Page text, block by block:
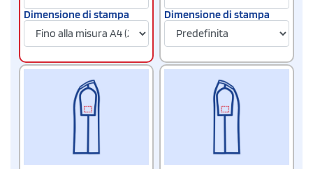
Dimensione di stampa Dimensione di stampa